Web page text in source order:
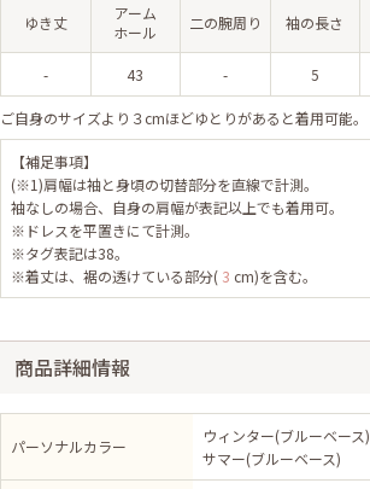
ゆき丈
アーム
ホール
二の腕周り 袖の長さ
- 43 - 5
ご自身のサイズより３cmほどゆとりがあると着用可能。
【補足事項】
(※1)肩幅は袖と身頃の切替部分を直線で計測。
袖なしの場合、自身の肩幅が表記以上でも着用可。
※ドレスを平置きにて計測。
※タグ表記は38。
※着丈は、裾の透けている部分( 3 cm)を含む。
商品詳細情報
パーソナルカラー
ウィンター(ブルーベース)
サマー(ブルーベース)